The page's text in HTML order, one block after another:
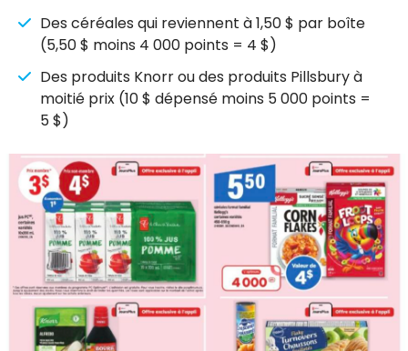
Des céréales qui reviennent à 1,50 $ par boîte
(5,50 $ moins 4 000 points = 4 $)
Des produits Knorr ou des produits Pillsbury à
moitié prix (10 $ dépensé moins 5 000 points =
5 $)